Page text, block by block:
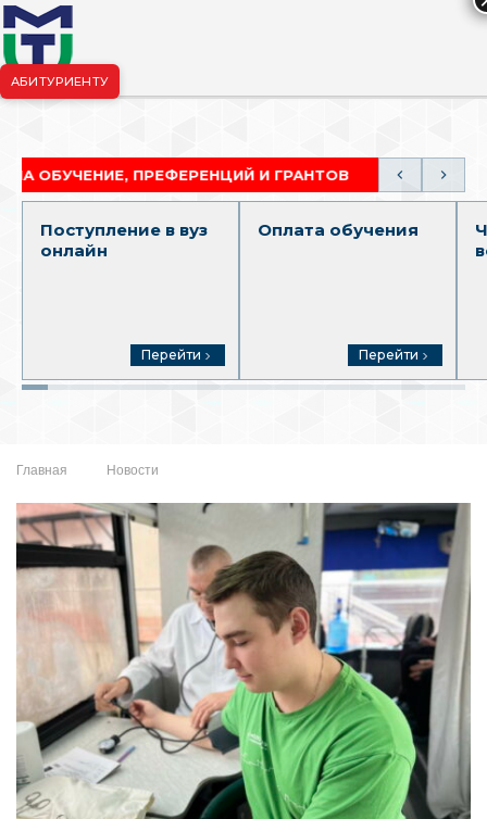
АБИТУРИЕНТУ
ПРЕФЕРЕНЦИЙ И ГРАНТОВ
Поступление в вуз
онлайн
Перейти
Оплата обучения
Перейти
Главная Новости